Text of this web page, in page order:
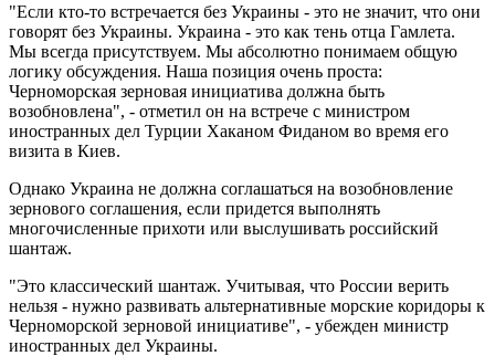
"Если кто-то встречается без Украины - это не значит, что они
говорят без Украины. Украина - это как тень отца Гамлета.
Мы всегда присутствуем. Мы абсолютно понимаем общую
логику обсуждения. Наша позиция очень проста:
Черноморская зерновая инициатива должна быть
возобновлена", - отметил он на встрече с министром
иностранных дел Турции Хаканом Фиданом во время его
визита в Киев.
Однако Украина не должна соглашаться на возобновление
зернового соглашения, если придется выполнять
многочисленные прихоти или выслушивать российский
шантаж.
"Это классический шантаж. Учитывая, что России верить
нельзя - нужно развивать альтернативные морские коридоры к
Черноморской зерновой инициативе", - убежден министр
иностранных дел Украины.